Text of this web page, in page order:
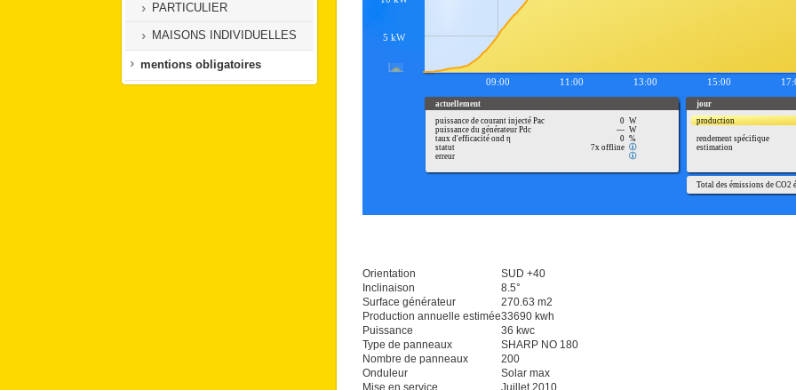
PARTICULIER
MAISONS INDIVIDUELLES
mentions obligatoires
Orientation
SUD +40
Inclinaison
8.5°
Surface générateur
270.63 m2
Production annuelle estimée33690 kwh
Puissance
36 kwc
Type de panneaux
SHARP NO 180
Nombre de panneaux
200
Onduleur
Solar max
Mise en service
Juillet 2010